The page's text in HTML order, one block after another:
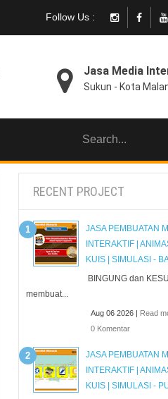
Follow Us :
Jasa Media
Sukun - Kota
RECENT PROJECT
JASA PEMBUATAN
INTERAKTIF |
KUIS | SIMULASI -
BINGUNG dan
membuat...
Aug 06 2026 | Read
0 Komentar
JASA PEMBUATAN
INTERAKTIF |
KUIS | SIMULASI -